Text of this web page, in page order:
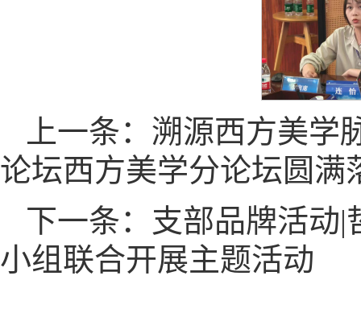
上一条：溯源西方美
论坛西方美学分论坛圆满
下一条：支部品牌活
小组联合开展主题活动